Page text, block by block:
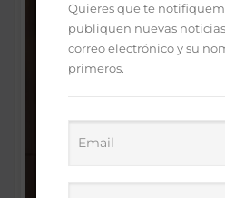
Quieres que te
publiquen nuevas
correo electrónico y su
primeros.